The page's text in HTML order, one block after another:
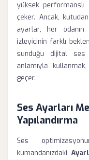
yüksek
çeker. Ancak,
ayarlar, her
izleyicinin farklı
sunduğu dijital ses
anlamıyla
geçer.
Ses Ayarları
Yapılandırma
Ses
kumandanızdaki